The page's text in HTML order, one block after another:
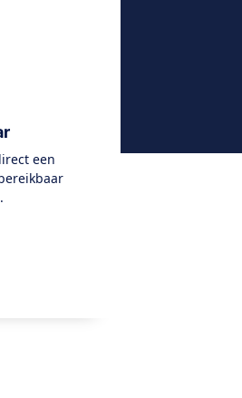
een